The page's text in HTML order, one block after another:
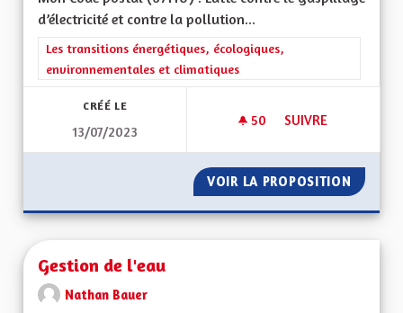
d’électricité et contre la pollution...
Filtrer les résultats de la catégorie : Les transitions
Les transitions énergétiques, écologiques,
environnementales et climatiques
CRÉÉ LE
13/07/2023
50 50 ABONNÉS
SUIVRE
VOIR LA PROPOSITION
Gestion de l'eau
Nathan Bauer